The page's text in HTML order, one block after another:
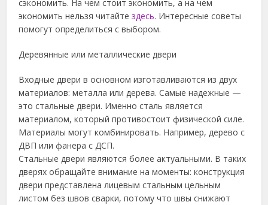
сэкономить. На чем стоит экономить, а на чем
экономить нельзя читайтездесь. Интересные советы
помогут определиться с выбором.
Деревянные или металлические двери
Входные двери в основном изготавливаются из двух
материалов: металла или дерева. Самые надежные —
это стальные двери. Именно сталь является
материалом, который противостоит физической силе.
Материалы могут комбинировать. Например, дерево с
ДВП или фанера с ДСП.
Стальные двери являются более актуальными. В таких
дверях обращайте внимание на моменты: конструкция
двери представлена лицевым стальным цельным
листом без швов сварки, потому что швы снижают